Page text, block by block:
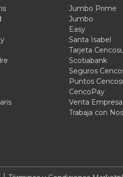
Jumbo Prime
Jumbo
Easy
Santa Isabel
Tarjeta
Scotiabank
Seguros
Puntos
CencoPay
Venta Empresa
Trabaja con